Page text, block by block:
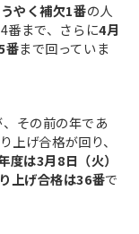
やく補欠1番の人
番まで、さらに4月
番まで回っていま
その前の年であ
上げ合格が回り、
度は3月8日（火）
上げ合格は36番で